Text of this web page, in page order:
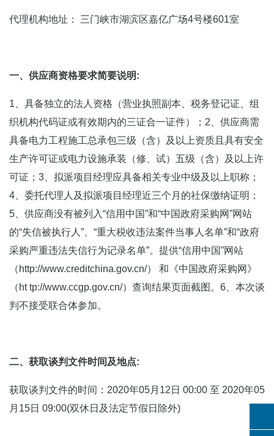
代理机构地址： 三门峡市湖滨区嘉亿广场4号楼601室
一、供应商资格要求简要说明:
1、具备独立的法人资格（营业执照副本、税务登记证、组
织机构代码证或有效期内的三证合一证件）；2、供应商需
具备电力工程施工总承包三级（含）及以上资质且具有安全
生产许可证或电力设施承装（修、试）五级（含）及以上许
可证；3、拟派项目经理应具备相关专业中级及以上职称；
4、委托代理人及拟派项目经理近三个月的社保缴纳证明；
5、供应商没有被列入“信用中国”和“中国政府采购网”网站
的“失信被执行人”、“重大税收违法案件当事人名单”和“政府
采购严重违法失信行为记录名单”。提供“信用中国”网站
（http://www.creditchina.gov.cn/） 和《中国政府采购网》
（ht tp://www.ccgp.gov.cn/）查询结果页面截图。6、本次谈
判不接受联合体参加。
二、获取谈判文件时间及地点:
获取谈判文件的时间：2020年05月12日 00:00 至 2020年05
月15日 09:00(双休日及法定节假日除外)